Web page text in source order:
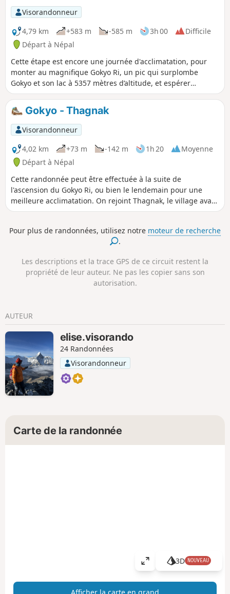
Visorandonneur
4,79 km
+583 m -585 m 3h 00
Difficile
Départ à Népal
Cette étape est encore une journée d'acclimatation, pour
monter au magnifique Gokyo Ri, un pic qui surplombe
Gokyo et son lac à 5357 mètres d’altitude, et espérer
apercevoir l'Everest ! Le point de vue en vaut le détour.
Gokyo - Thagnak
Visorandonneur
4,02 km
+73 m -142 m 1h 20
Moyenne
Départ à Népal
Cette randonnée peut être effectuée à la suite de
l'ascension du Gokyo Ri, ou bien le lendemain pour une
meilleure acclimatation. On rejoint Thagnak, le village avant
le deuxième col de ce trek ! Traversée du glacier Ngozumba
Pour plus de randonnées, utilisez notre moteur de recherche
.
Les descriptions et la trace GPS de ce circuit restent la
propriété de leur auteur. Ne pas les copier sans son
autorisation.
AUTEUR
elise.visorando
24 Randonnées
Visorandonneur
Carte de la randonnée
A
3D NOUVEAU